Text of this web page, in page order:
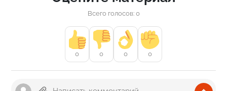
Всего голосов: 0
0 0 0 0